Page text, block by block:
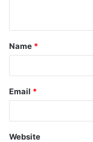
Name *
Email *
Website